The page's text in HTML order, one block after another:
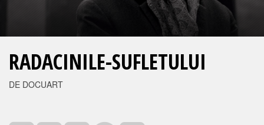
RADACINILE-SUFLETULUI
DE DOCUART